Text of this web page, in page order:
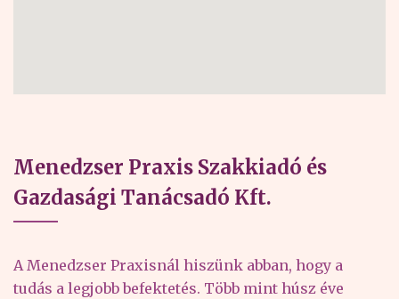
Menedzser Praxis Szakkiadó és
Gazdasági Tanácsadó Kft.
A Menedzser Praxisnál hiszünk abban, hogy a
tudás a legjobb befektetés. Több mint húsz éve